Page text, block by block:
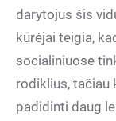
darytojus šis
kūrėjai teigia,
socialiniuose
rodiklius, tačiau
padidinti daug